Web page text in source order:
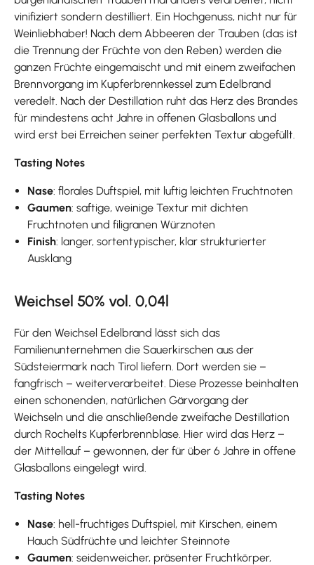
vinifiziert sondern destilliert. Ein Hochgenuss, nicht nur für
Weinliebhaber! Nach dem Abbeeren der Trauben (das ist
die Trennung der Früchte von den Reben) werden die
ganzen Früchte eingemaischt und mit einem zweifachen
Brennvorgang im Kupferbrennkessel zum Edelbrand
veredelt. Nach der Destillation ruht das Herz des Brandes
für mindestens acht Jahre in offenen Glasballons und
wird erst bei Erreichen seiner perfekten Textur abgefüllt.
Tasting Notes
Nase: florales Duftspiel, mit luftig leichten Fruchtnoten
Gaumen: saftige, weinige Textur mit dichten
Fruchtnoten und filigranen Würznoten
Finish: langer, sortentypischer, klar strukturierter
Ausklang
Weichsel 50% vol. 0,04l
Für den Weichsel Edelbrand lässt sich das
Familienunternehmen die Sauerkirschen aus der
Südsteiermark nach Tirol liefern. Dort werden sie –
fangfrisch – weiterverarbeitet. Diese Prozesse beinhalten
einen schonenden, natürlichen Gärvorgang der
Weichseln und die anschließende zweifache Destillation
durch Rochelts Kupferbrennblase. Hier wird das Herz –
der Mittellauf – gewonnen, der für über 6 Jahre in offene
Glasballons eingelegt wird.
Tasting Notes
Nase: hell-fruchtiges Duftspiel, mit Kirschen, einem
Hauch Südfrüchte und leichter Steinnote
Gaumen: seidenweicher, präsenter Fruchtkörper,